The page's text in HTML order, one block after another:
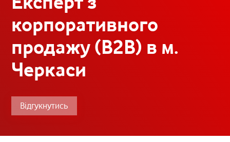
корпоративного
продажу (B2B) в м.
Черкаси
Відгукнутись